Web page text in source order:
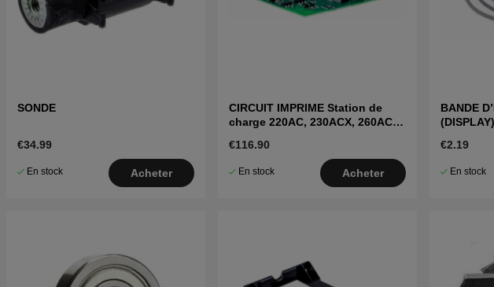
SONDE
€34.99
En stock Acheter
CIRCUIT IMPRIME Station de
charge 220AC, 230ACX, 260ACX,
€116.90
En stock Acheter
BANDE
€2.19
En stock